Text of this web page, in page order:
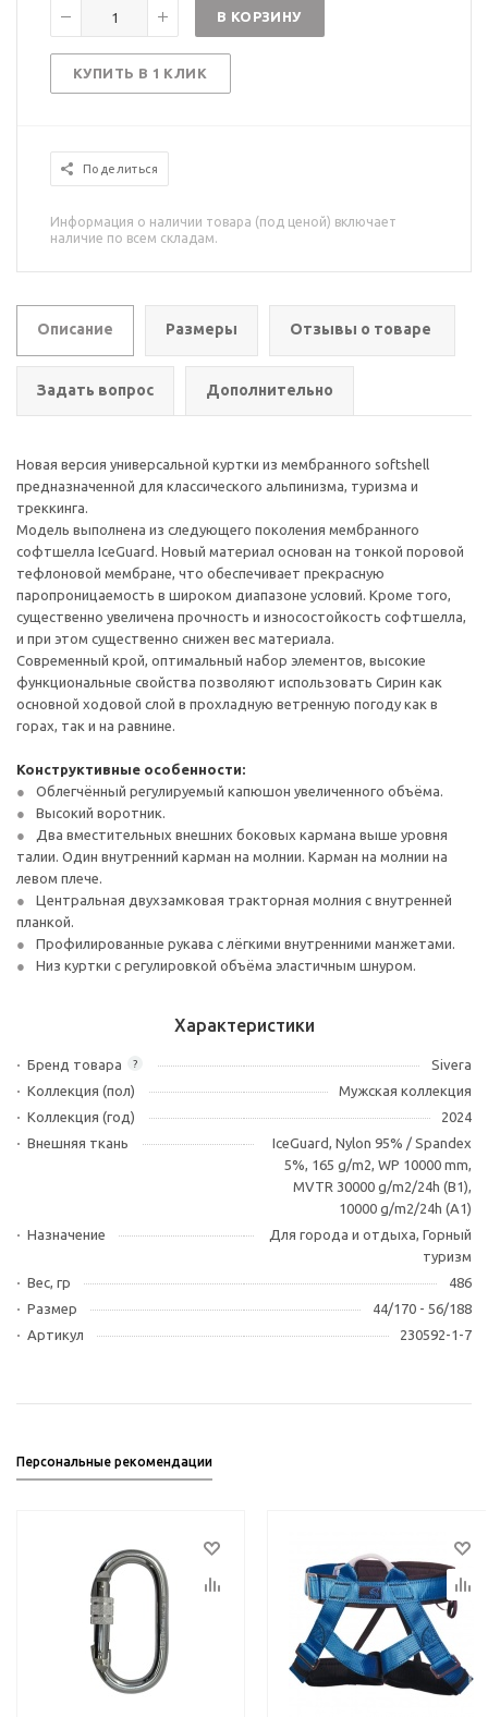
В КОРЗИНУ
КУПИТЬ В 1 КЛИК
Поделиться
Информация о наличии товара (под ценой) включает
наличие по всем складам.
Описание Размеры Отзывы о товаре
Задать вопрос Дополнительно
Новая версия универсальной куртки из мембранного softshell
предназначенной для классического альпинизма, туризма и
треккинга.
Модель выполнена из следующего поколения мембранного
софтшелла IceGuard. Новый материал основан на тонкой поровой
тефлоновой мембране, что обеспечивает прекрасную
паропроницаемость в широком диапазоне условий. Кроме того,
существенно увеличена прочность и износостойкость софтшелла,
и при этом существенно снижен вес материала.
Современный крой, оптимальный набор элементов, высокие
функциональные свойства позволяют использовать Сирин как
основной ходовой слой в прохладную ветренную погоду как в
горах, так и на равнине.
Конструктивные особенности:
Облегчённый регулируемый капюшон увеличенного объёма.
Высокий воротник.
Два вместительных внешних боковых кармана выше уровня
талии. Один внутренний карман на молнии. Карман на молнии на
левом плече.
Центральная двухзамковая тракторная молния с внутренней
планкой.
Профилированные рукава с лёгкими внутренними манжетами.
Низ куртки с регулировкой объёма эластичным шнуром.
Характеристики
?
Бренд товара
Sivera
Коллекция (пол)
Мужская коллекция
Коллекция (год)
2024
Внешняя ткань
IceGuard, Nylon 95% / Spandex
5%, 165 g/m2, WP 10000 mm,
MVTR 30000 g/m2/24h (B1),
10000 g/m2/24h (A1)
Назначение
Для города и отдыха, Горный
туризм
Вес, гр
486
Размер
44/170 - 56/188
Артикул
230592-1-7
Персональные рекомендации